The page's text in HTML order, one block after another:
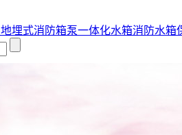
地埋式消防箱泵一体化水箱消防水箱